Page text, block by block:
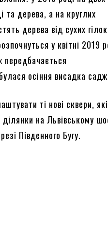
та дерева, а на круглих
дерева від сухих
у квітні 2019
передбачається
осіння висадка
ті нові сквери, які
на Львівському
Південного Бугу.